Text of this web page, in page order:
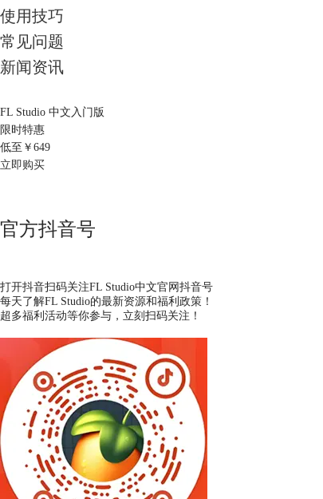
使用技巧
常见问题
新闻资讯
FL Studio 中文入门版
限时特惠
低至￥ 649
立即购买
官方抖音号
打开抖音扫码关注FL Studio中文官网抖音号
每天了解FL Studio的最新资源和福利政策！
超多福利活动等你参与，立刻扫码关注！